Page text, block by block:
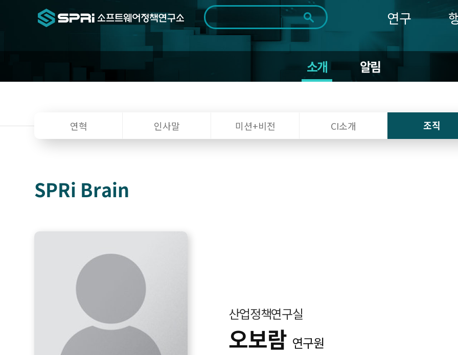
검색범위 전체
기간 전체 1일 1주 1개월 3개월 1년
~
연구
소개 알림
개
연혁 인사말 미션+비전 CI소개 조직
SPRi Brain
산업정책연구실
오보람 연구원